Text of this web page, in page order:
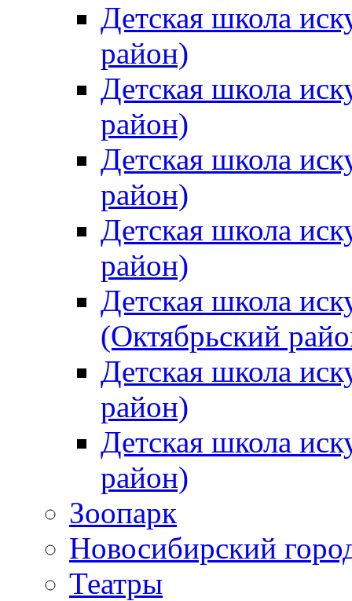
Детская школа
район)
Детская школа
район)
Детская школа
район)
Детская школа
район)
Детская школа
(Октябрьский
Детская школа
район)
Детская школа
район)
Зоопарк
Новосибирский
Театры